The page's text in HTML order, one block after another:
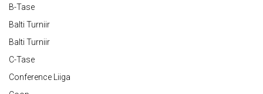
B-Tase
Balti Turniir
Balti Turniir
C-Tase
Conference Liiga